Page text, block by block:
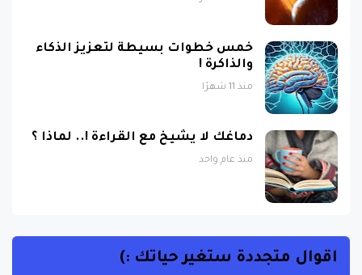
خمس خطوات بسيطة لتعزيز الذكاء
والذاكرة !
منذ 11 شهرًا
دماغك لا يشيخ مع القراءة !.. لماذا ؟
منذ عام واحد
اقوال متجددة ستغير حياتك :)